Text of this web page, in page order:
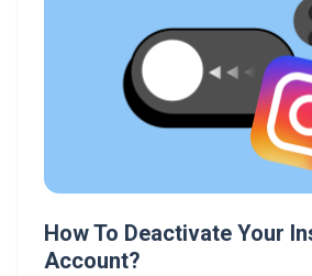
How To Deactivate Your
Account?